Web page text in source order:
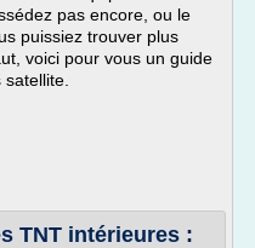
pas encore, ou le
puissiez trouver plus
voici pour vous un guide
TNT intérieures :